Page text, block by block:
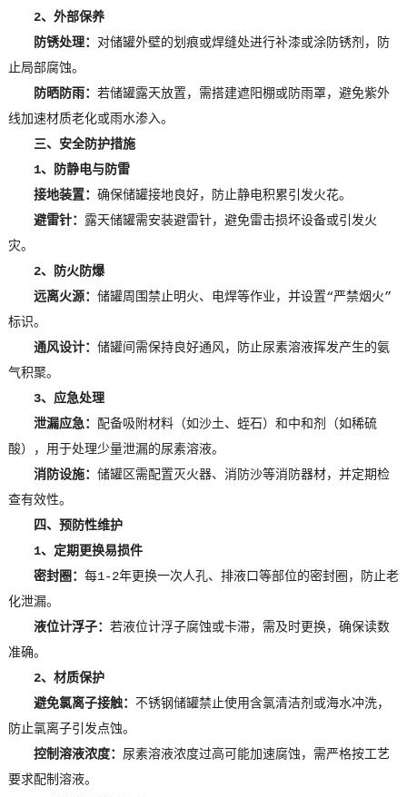
2、外部保养
防锈处理： 对储罐外壁的划痕或焊缝处进行补漆或涂防锈剂，防
止局部腐蚀。
防晒防雨： 若储罐露天放置，需搭建遮阳棚或防雨罩，避免紫外
线加速材质老化或雨水渗入。
三、安全防护措施
1、防静电与防雷
接地装置： 确保储罐接地良好，防止静电积累引发火花。
避雷针： 露天储罐需安装避雷针，避免雷击损坏设备或引发火
灾。
2、防火防爆
远离火源： 储罐周围禁止明火、电焊等作业，并设置“严禁烟火”
标识。
通风设计： 储罐间需保持良好通风，防止尿素溶液挥发产生的氨
气积聚。
3、应急处理
泄漏应急： 配备吸附材料（如沙土、蛭石）和中和剂（如稀硫
酸），用于处理少量泄漏的尿素溶液。
消防设施： 储罐区需配置灭火器、消防沙等消防器材，并定期检
查有效性。
四、预防性维护
1、定期更换易损件
密封圈： 每1-2年更换一次人孔、排液口等部位的密封圈，防止老
化泄漏。
液位计浮子： 若液位计浮子腐蚀或卡滞，需及时更换，确保读数
准确。
2、材质保护
避免氯离子接触： 不锈钢储罐禁止使用含氯清洁剂或海水冲洗，
防止氯离子引发点蚀。
控制溶液浓度： 尿素溶液浓度过高可能加速腐蚀，需严格按工艺
要求配制溶液。